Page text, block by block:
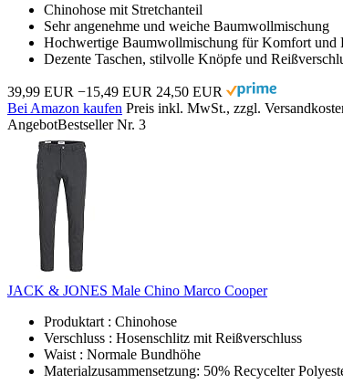
Chinohose mit Stretchanteil
Sehr angenehme und weiche Baumwollmischung
Hochwertige Baumwollmischung für Komfort und
Dezente Taschen, stilvolle Knöpfe und
39,99 EUR −15,49 EUR 24,50 EUR
Bei Amazon kaufen Preis inkl. MwSt., zzgl.
AngebotBestseller Nr. 3
JACK & JONES Male Chino Marco Cooper
Produktart : Chinohose
Verschluss : Hosenschlitz mit Reißverschluss
Waist : Normale Bundhöhe
Materialzusammensetzung: 50% Recycelter